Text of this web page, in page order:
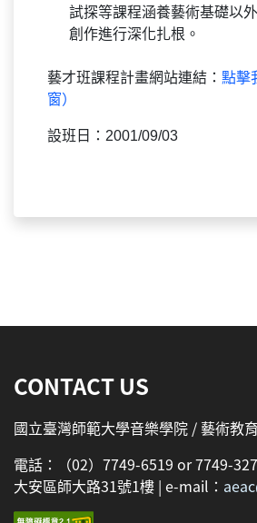
試探等課程涵養藝術基礎以
創作進行深化扎根。
藝才班課程計畫網站連結： 點擊
窗）
設班日：2001/09/03
CONTACT US
國立臺灣師範大學音樂學院 / 藝術教
電話：（02）7749-6519 or 7749-
大安區師大路31號1樓 | e-mail：